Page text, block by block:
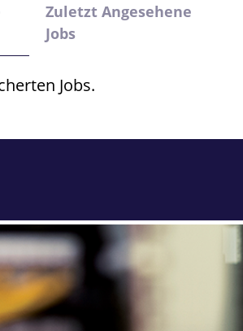
Zuletzt Angesehene
Jobs
Jobs.